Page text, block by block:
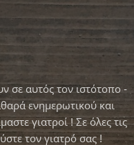
σε αυτός τον ιστότοπο -
ενημερωτικού και
γιατροί ! Σε όλες τις
τον γιατρό σας !